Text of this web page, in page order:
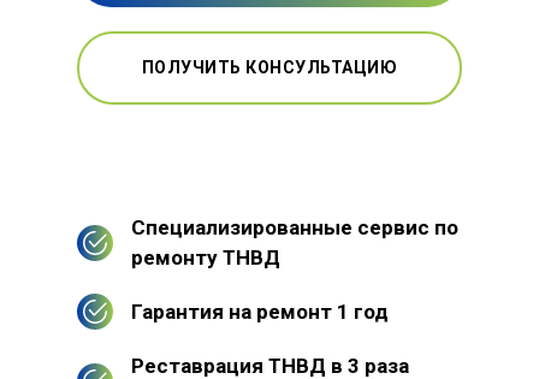
ПОЛУЧИТЬ КОНСУЛЬТАЦИЮ
Специализированные сервис по
ремонту ТНВД
Гарантия на ремонт 1 год
Реставрация ТНВД в 3 раза